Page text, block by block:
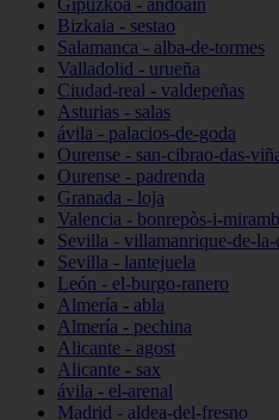
Gipuzkoa - andoain
Bizkaia - sestao
Salamanca - alba-de-tormes
Valladolid - urueña
Ciudad-real - valdepeñas
Asturias - salas
ávila - palacios-de-goda
Ourense - san-cibrao-das-
Ourense - padrenda
Granada - loja
Valencia - bonrepòs-i-
Sevilla - villamanrique-de-la-
Sevilla - lantejuela
León - el-burgo-ranero
Almería - abla
Almería - pechina
Alicante - agost
Alicante - sax
ávila - el-arenal
Madrid - aldea-del-fresno